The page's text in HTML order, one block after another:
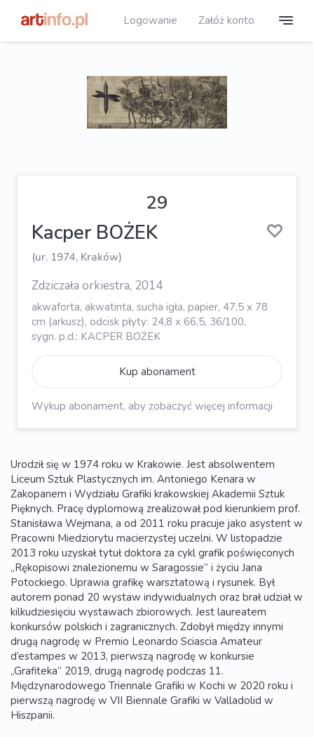
Logowanie Załóż konto
29
Kacper BOŻEK
(ur. 1974, Kraków)
Zdziczała orkiestra, 2014
akwaforta, akwatinta, sucha igła, papier, 47,5 x 78
cm (arkusz), odcisk płyty: 24,8 x 66,5, 36/100,
sygn. p.d.: KACPER BOŻEK
Kup abonament
Wykup abonament, aby zobaczyć więcej informacji
Urodził się w 1974 roku w Krakowie. Jest absolwentem
Liceum Sztuk Plastycznych im. Antoniego Kenara w
Zakopanem i Wydziału Grafiki krakowskiej Akademii Sztuk
Pięknych. Pracę dyplomową zrealizował pod kierunkiem prof.
Stanisława Wejmana, a od 2011 roku pracuje jako asystent w
Pracowni Miedziorytu macierzystej uczelni. W listopadzie
2013 roku uzyskał tytuł doktora za cykl grafik poświęconych
„Rękopisowi znalezionemu w Saragossie” i życiu Jana
Potockiego. Uprawia grafikę warsztatową i rysunek. Był
autorem ponad 20 wystaw indywidualnych oraz brał udział w
kilkudziesięciu wystawach zbiorowych. Jest laureatem
konkursów polskich i zagranicznych. Zdobył między innymi
drugą nagrodę w Premio Leonardo Sciascia Amateur
d’estampes w 2013, pierwszą nagrodę w konkursie
„Grafiteka” 2019, drugą nagrodę podczas 11.
Międzynarodowego Triennale Grafiki w Kochi w 2020 roku i
pierwszą nagrodę w VII Biennale Grafiki w Valladolid w
Hiszpanii.